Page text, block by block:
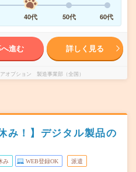
40代 50代 60代
進む 詳しく見る
オプション 製造事業部（全国）
み！】デジタル製品の
み WEB登録OK 派遣